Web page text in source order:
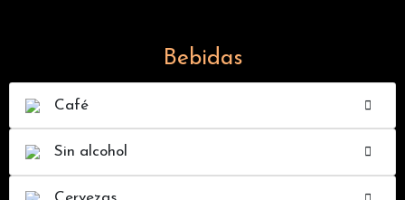
Bebidas
Café
Sin alcohol